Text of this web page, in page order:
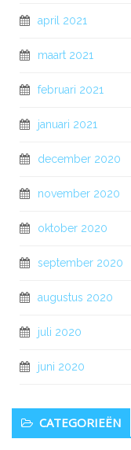
april 2021
maart 2021
februari 2021
januari 2021
december 2020
november 2020
oktober 2020
september 2020
augustus 2020
juli 2020
juni 2020
CATEGORIEËN